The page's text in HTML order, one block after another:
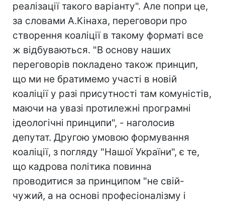
реалізації такого варіанту". Але попри це,
за словами А.Кінаха, переговори про
створення коаліції в такому форматі все
ж відбуваються. "В основу наших
переговорів покладено також принцип,
що ми не братимемо участі в новій
коаліції у разі присутності там комуністів,
маючи на увазі протилежні програмні
ідеологічні принципи", - наголосив
депутат. Другою умовою формування
коаліції, з погляду "Нашої України", є те,
що кадрова політика повинна
проводитися за принципом "не свій-
чужий, а на основі професіоналізму і